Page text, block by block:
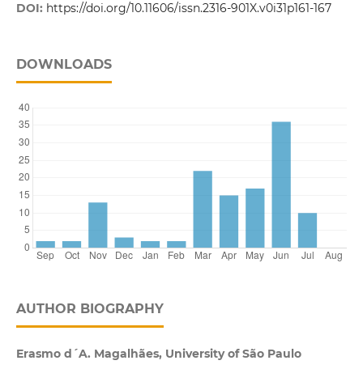
DOI: https://doi.org/10.11606/issn.2316-901X.v0i31p161-167
DOWNLOADS
AUTHOR BIOGRAPHY
Erasmo d´A. Magalhães, University of São Paulo